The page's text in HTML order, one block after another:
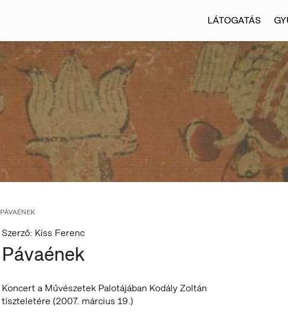
LÁTOGATÁS
PÁVAÉNEK
Szerző: Kiss Ferenc
Pávaének
Koncert a Művészetek Palotájában Kodály Zoltán
tiszteletére (2007. március 19.)